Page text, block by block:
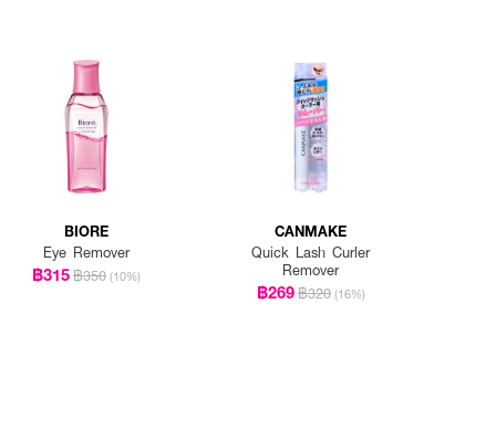
BIORE
Eye Remover
฿315฿350 (10%)
CANMAKE
Quick Lash Curler
Remover
฿269฿320 (16%)